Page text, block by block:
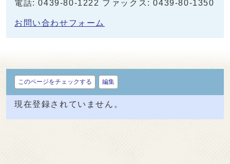
電話: 0439-80-1222 ファックス: 0439-80-1350
お問い合わせフォーム
このページをチェックする 編集
現在登録されていません。